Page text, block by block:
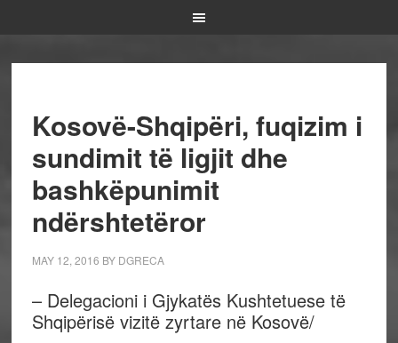
Kosovë-Shqipëri, fuqizim i
sundimit të ligjit dhe
bashkëpunimit
ndërshtetëror
MAY 12, 2016 BY DGRECA
– Delegacioni i Gjykatës Kushtetuese të
Shqipërisë vizitë zyrtare në Kosovë/